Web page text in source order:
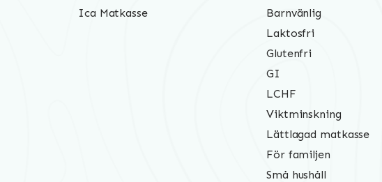
Ica Matkasse
Barnvänlig
Laktosfri
Glutenfri
GI
LCHF
Viktminskning
Lättlagad matkasse
För familjen
Små hushåll